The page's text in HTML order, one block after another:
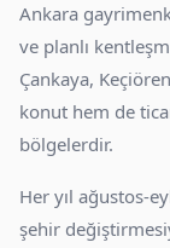
Ankara
ve planlı
Çankaya,
konut hem de
bölgelerdir.
Her yıl ağustos-
şehir